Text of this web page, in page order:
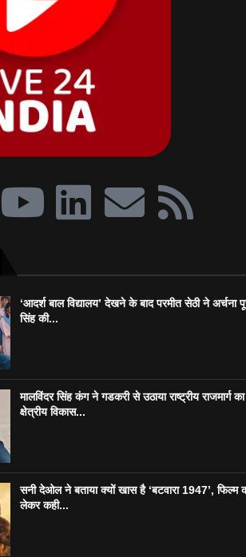
‘आदर्श बाल विद्यालय’ देखने के बाद परमीत सेठी ने अर्चना
सिंह की...
मालविंदर सिंह कंग ने गडकरी से उठाया राष्ट्रीय राजमार्ग का
क्षेत्रीय विकास...
सनी देओल ने बताया क्यों खास है ‘बटवारा 1947’, फिल्म
लेकर कही...